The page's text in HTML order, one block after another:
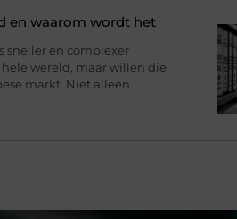
en waarom wordt het
sneller en complexer
wereld, maar willen die
markt. Niet alleen